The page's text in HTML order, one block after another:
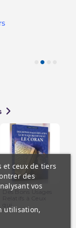
Des Bons Usages
et ceux de tiers
des
vos
utilisation,